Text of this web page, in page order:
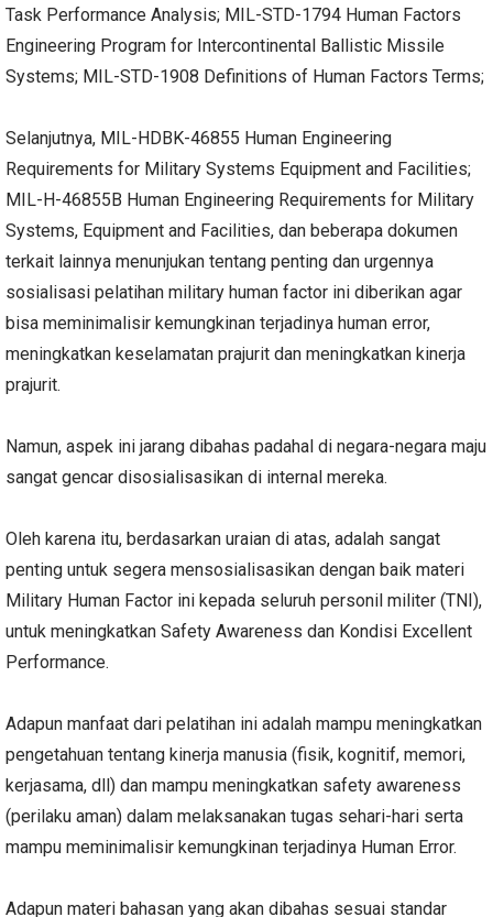
Task Performance Analysis; MIL-STD-1794 Human Factors
Engineering Program for Intercontinental Ballistic Missile
Systems; MIL-STD-1908 Definitions of Human Factors Terms;
Selanjutnya, MIL-HDBK-46855 Human Engineering
Requirements for Military Systems Equipment and Facilities;
MIL-H-46855B Human Engineering Requirements for Military
Systems, Equipment and Facilities, dan beberapa dokumen
terkait lainnya menunjukan tentang penting dan urgennya
sosialisasi pelatihan military human factor ini diberikan agar
bisa meminimalisir kemungkinan terjadinya human error,
meningkatkan keselamatan prajurit dan meningkatkan kinerja
prajurit.
Namun, aspek ini jarang dibahas padahal di negara-negara maju
sangat gencar disosialisasikan di internal mereka.
Oleh karena itu, berdasarkan uraian di atas, adalah sangat
penting untuk segera mensosialisasikan dengan baik materi
Military Human Factor ini kepada seluruh personil militer (TNI),
untuk meningkatkan Safety Awareness dan Kondisi Excellent
Performance.
Adapun manfaat dari pelatihan ini adalah mampu meningkatkan
pengetahuan tentang kinerja manusia (fisik, kognitif, memori,
kerjasama, dll) dan mampu meningkatkan safety awareness
(perilaku aman) dalam melaksanakan tugas sehari-hari serta
mampu meminimalisir kemungkinan terjadinya Human Error.
Adapun materi bahasan yang akan dibahas sesuai standar